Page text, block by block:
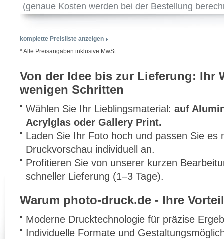
(genaue Kosten werden bei der Bestellung
komplette Preisliste anzeigen
* Alle Preisangaben inklusive MwSt.
Von der Idee bis zur Lieferung: Ihr
wenigen Schritten
Wählen Sie Ihr Lieblingsmaterial: auf
Acrylglas oder Gallery Print.
Laden Sie Ihr Foto hoch und passen Sie es
Druckvorschau individuell an.
Profitieren Sie von unserer kurzen
schneller Lieferung (1–3 Tage).
Warum photo-druck.de - Ihre
Moderne Drucktechnologie für präzise
Individuelle Formate und